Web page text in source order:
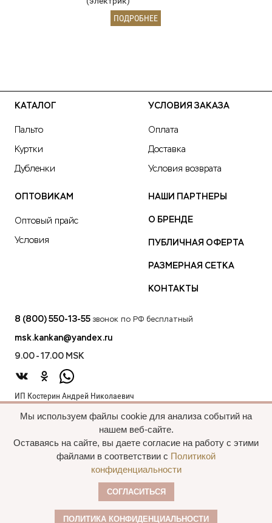
ПОДРОБНЕЕ
КАТАЛОГ
Пальто
Куртки
Дубленки
УСЛОВИЯ ЗАКАЗА
Оплата
Доставка
Условия возврата
ОПТОВИКАМ
Оптовый прайс
Условия
НАШИ ПАРТНЕРЫ
О БРЕНДЕ
ПУБЛИЧНАЯ ОФЕРТА
РАЗМЕРНАЯ СЕТКА
КОНТАКТЫ
8 (800) 550-13-55 звонок по РФ бесплатный
msk.kankan@yandex.ru
9.00 - 17.00 MSK
ИП Костерин Андрей Николаевич
440012, проезд 2-й Лиственный д.20 г. Пенза Пензенская обл.,
Мы используем файлы cookie для анализа событий на
нашем веб-сайте.
Оставаясь на сайте, вы даете согласие на работу с этими
файлами в соответствии с Политикой
конфиденциальности
СОГЛАСИТЬСЯ
ПОЛИТИКА КОНФИДЕНЦИАЛЬНОСТИ
Все права сохранены, 2015—2025 Пальто